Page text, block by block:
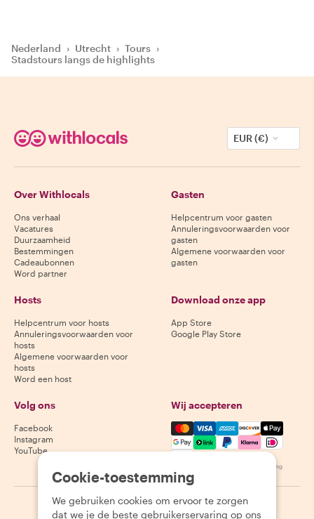
Nederland › Utrecht › Tours ›
Stadstours langs de highlights
EUR (€)
Over Withlocals
Ons verhaal
Vacatures
Duurzaamheid
Bestemmingen
Cadeaubonnen
Word partner
Gasten
Helpcentrum voor gasten
Annuleringsvoorwaarden voor
gasten
Algemene voorwaarden voor
gasten
Hosts
Helpcentrum voor hosts
Annuleringsvoorwaarden voor
hosts
Algemene voorwaarden voor
hosts
Word een host
Download onze app
App Store
Google Play Store
Volg ons
Facebook
Instagram
YouTube
Wij accepteren
Mastercard, Visa, Amex,
Beschikbaarheid varieert per bestemming
2026 Withlocals.com Privacybeleid Cookies
Cookie-toestemming
We gebruiken cookies om ervoor te zorgen
dat we je de beste gebruikerservaring op ons